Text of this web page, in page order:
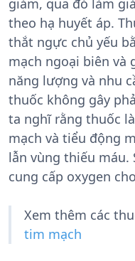
giảm, qua đó làm
theo hạ huyết áp.
thắt ngực chủ yếu
mạch ngoại biên và
năng lượng và nhu
thuốc không gây
ta nghĩ rằng thuốc
mạch và tiểu động
lẫn vùng thiếu máu.
cung cấp oxygen
Xem thêm các
tim mạch